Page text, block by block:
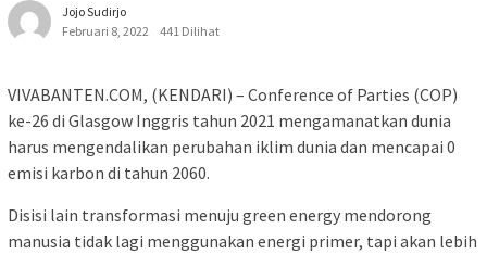
Jojo Sudirjo
Februari 8, 2022
441 Dilihat
VIVABANTEN.COM, (KENDARI) – Conference of Parties (COP)
ke-26 di Glasgow Inggris tahun 2021 mengamanatkan dunia
harus mengendalikan perubahan iklim dunia dan mencapai 0
emisi karbon di tahun 2060.
Disisi lain transformasi menuju green energy mendorong
manusia tidak lagi menggunakan energi primer, tapi akan lebih